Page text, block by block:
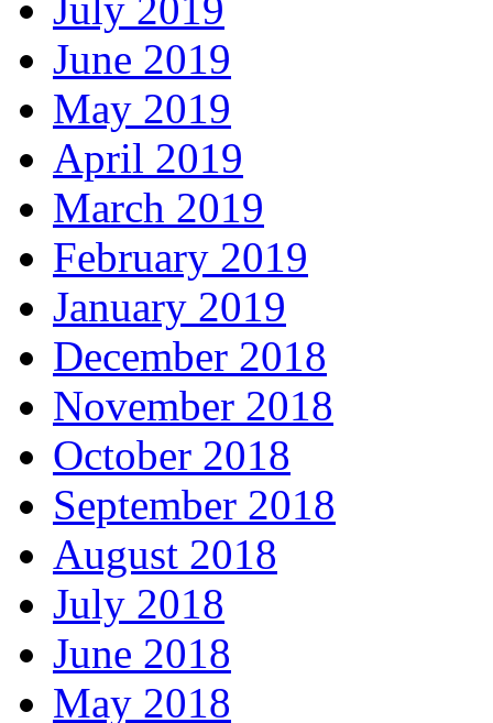
July 2019
June 2019
May 2019
April 2019
March 2019
February 2019
January 2019
December 2018
November 2018
October 2018
September 2018
August 2018
July 2018
June 2018
May 2018